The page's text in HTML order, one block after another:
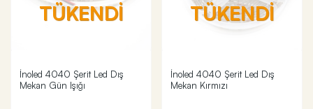
TÜKENDİ
İnoled 4040 Şerit Led Dış
Mekan Gün Işığı
TÜKENDİ
İnoled 4040 Şerit Led Dış
Mekan Kırmızı